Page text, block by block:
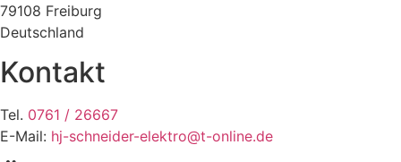
79108 Freiburg
Deutschland
Kontakt
Tel. 0761 / 26667
E-Mail: hj-schneider-elektro@t-online.de